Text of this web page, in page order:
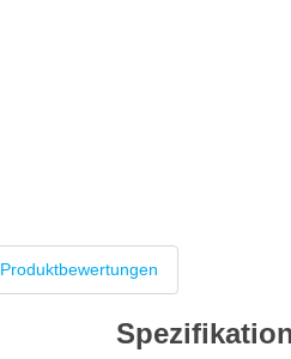
Produktbewertungen